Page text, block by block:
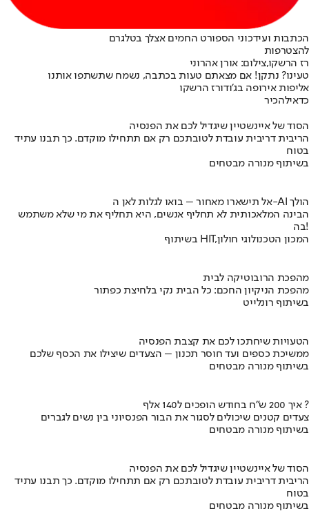
הכתבות ועידכוני הספורט החמים אצלך בטלגרם
להצטרפות
רז הרשקו,צילום: אורן אהרוני
טעינו? נתקן! אם מצאתם טעות בכתבה, נשמח שתשתפו אותנו
אליפות אירופה בג'ודורז הרשקו
כדאילהכיר
הסוד של איינשטיין שיגדיל לכם את הפנסיה
הריבית דריבית עובדת לטובתכם רק אם תתחילו מוקדם. כך תבנו עתיד
בטוח
בשיתוף מנורה מבטחים
אל תישארו מאחור – בואו לגלות לאן ה-AI הולך
הבינה המלאכותית לא תחליף אנשים, היא תחליף את מי שלא משתמש
בה!
בשיתוף HIT,המכון הטכנולוגי חולון
מהפכת הרובוטיקה לבית
מהפכת הניקיון החכם: כל הבית נקי בלחיצת כפתור
בשיתוף רונלייט
הטעויות שיחתכו לכם את קצבת הפנסיה
ממשיכת כספים ועד חוסר תכנון – הצעדים שיצילו את הכסף שלכם
בשיתוף מנורה מבטחים
איך 200 ש"ח בחודש הופכים ל140 אלף ?
צעדים קטנים שיכולים לסגור את הבור הפנסיוני בין נשים לגברים
בשיתוף מנורה מבטחים
הסוד של איינשטיין שיגדיל לכם את הפנסיה
הריבית דריבית עובדת לטובתכם רק אם תתחילו מוקדם. כך תבנו עתיד
בטוח
בשיתוף מנורה מבטחים